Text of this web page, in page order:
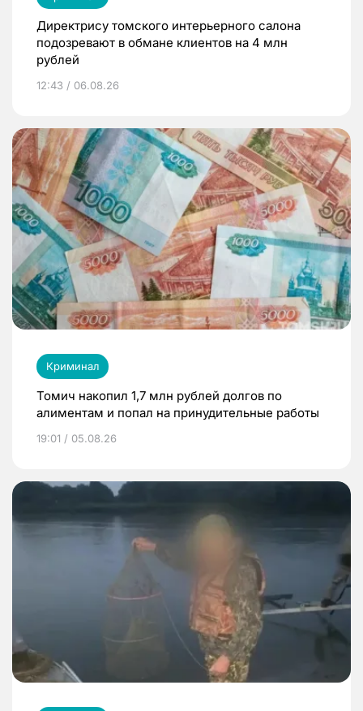
Директрису томского интерьерного салона
подозревают в обмане клиентов на 4 млн
рублей
12:43 / 06.08.26
Криминал
Томич накопил 1,7 млн рублей долгов по
алиментам и попал на принудительные работы
19:01 / 05.08.26